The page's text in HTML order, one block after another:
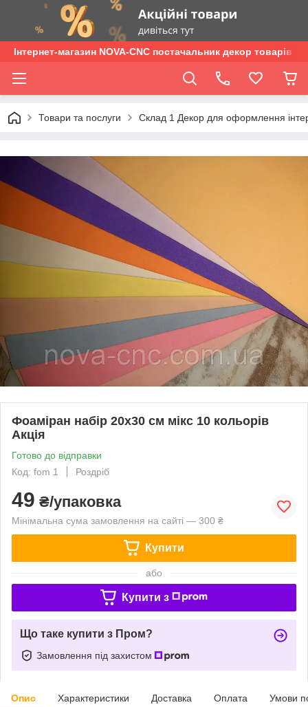
Інтернет-магазин NOVA-CNC постачальник декор товарів
Товари та послуги Склад 1 Декор для оформлення
Фоаміран набір 20х30 см мікс 10 кольорів
Акція
Готово до відправки
Код: fom 1
Роздріб
49 ₴/упаковка
Мінімальна сума замовлення на сайті — 300 ₴
Купити
або
Купити з
Що таке купити з Пром?
Замовлення під захистом
Опис Характеристики Доставка Оплата Умови